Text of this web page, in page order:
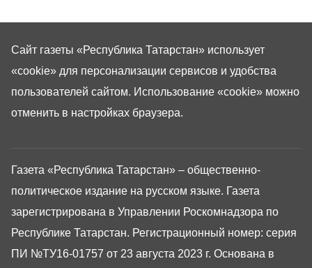
Газета «Республика Татарстан» – общественно-
политическое издание на русском языке. Газета
зарегистрирована в Управлении Роскомнадзора по
Республике Татарстан. Регистрационный номер: серия
ПИ №ТУ16-01757 от 23 августа 2023 г. Основана в
Сайт газеты «Республика Татарстан» использует
«cookie» для персонализации сервисов и удобства
пользователей сайтом. Использование «cookie» можно
отменить в настройках браузера.